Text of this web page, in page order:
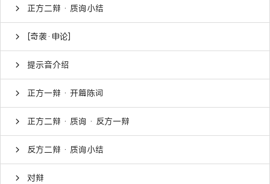
正方二辩 · 质询小结
[奇袭·申论]
提示音介绍
正方一辩 · 开篇陈词
正方二辩 · 质询 · 反方一辩
反方二辩 · 质询小结
对辩